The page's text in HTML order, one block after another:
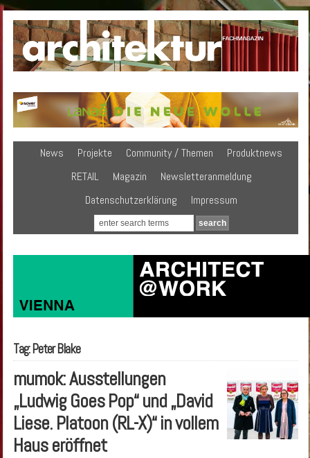
News Projekte Community / Themen
Produktnews
RETAIL
Magazin
Newsletteranmeldung
Datenschutzerklärung
Impressum
Tag: Peter Blake
mumok: Ausstellungen
„Ludwig Goes Pop“ und „David
Liese. Platoon (RL-X)“ in vollem
Haus eröffnet